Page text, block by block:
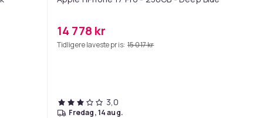
14 778 kr
Tidligere laveste pris: 15 017 kr
3,0
fredag, 14 aug.